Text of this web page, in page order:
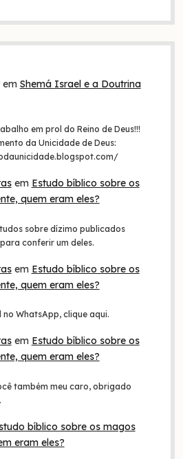
em Shemá Israel e a Doutrina
em prol do Reino de Deus!!!
da Unicidade de Deus:
em Estudo bíblico sobre os
quem eram eles?
sobre dízimo publicados
conferir um deles.
em Estudo bíblico sobre os
quem eram eles?
no WhatsApp, clique aqui.
em Estudo bíblico sobre os
quem eram eles?
também meu caro, obrigado
bíblico sobre os magos
eram eles?